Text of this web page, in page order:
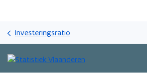
gaan
Investeringsratio